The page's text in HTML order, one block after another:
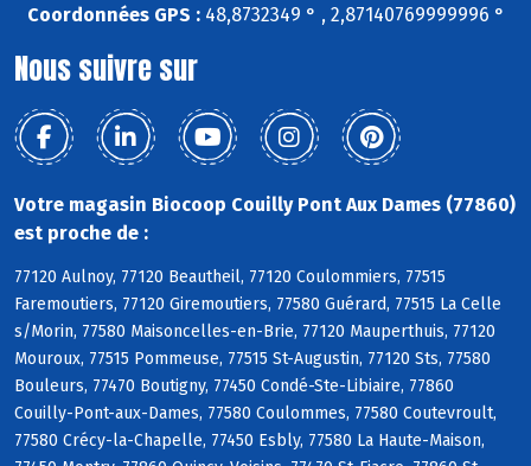
Coordonnées GPS :48,8732349 ° , 2,87140769999996 °
Nous suivre sur
Votre magasin Biocoop Couilly Pont Aux Dames (77860)
est proche de :
77120 Aulnoy, 77120 Beautheil, 77120 Coulommiers, 77515
Faremoutiers, 77120 Giremoutiers, 77580 Guérard, 77515 La Celle
s/Morin, 77580 Maisoncelles-en-Brie, 77120 Mauperthuis, 77120
Mouroux, 77515 Pommeuse, 77515 St-Augustin, 77120 Sts, 77580
Bouleurs, 77470 Boutigny, 77450 Condé-Ste-Libiaire, 77860
Couilly-Pont-aux-Dames, 77580 Coulommes, 77580 Coutevroult,
77580 Crécy-la-Chapelle, 77450 Esbly, 77580 La Haute-Maison,